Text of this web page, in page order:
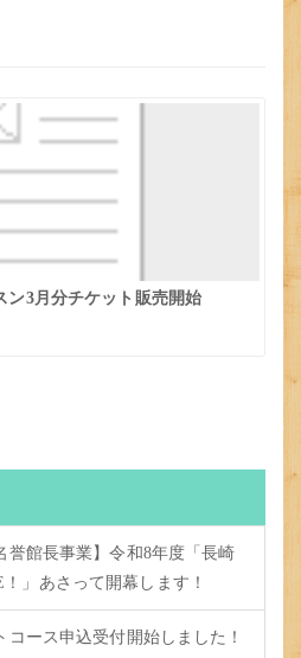
ン3月分チケット販売開始
誉館長事業】令和8年度「長崎
」あさって開幕します！
コース申込受付開始しました！